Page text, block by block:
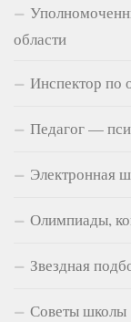
области
Инспектор по
Педагог —
Электронная
Олимпиады,
Звездная
Советы школы